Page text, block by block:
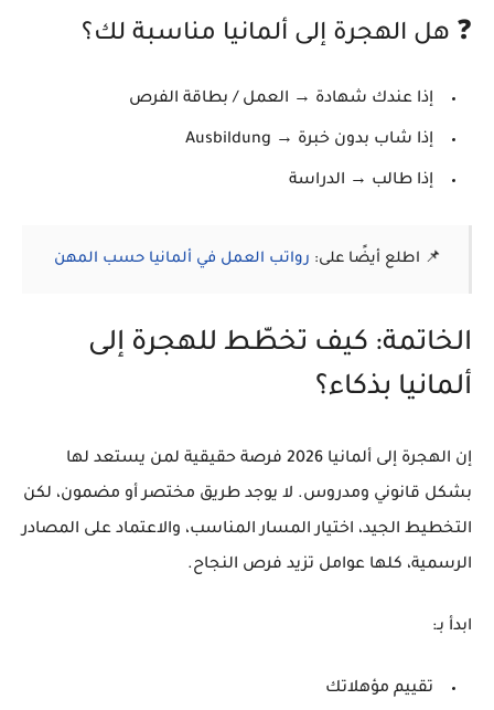
❓ هل الهجرة إلى ألمانيا مناسبة لك؟
إذا عندك شهادة → العمل / بطاقة الفرص
إذا شاب بدون خبرة → Ausbildung
إذا طالب → الدراسة
📌 اطلع أيضًا على: رواتب العمل في ألمانيا حسب المهن
الخاتمة: كيف تخطّط للهجرة إلى
ألمانيا بذكاء؟
إن الهجرة إلى ألمانيا 2026
فرصة حقيقية لمن يستعد لها
بشكل قانوني ومدروس. لا يوجد طريق مختصر أو مضمون، لكن
التخطيط الجيد، اختيار المسار المناسب، والاعتماد على المصادر
الرسمية، كلها عوامل تزيد فرص النجاح.
ابدأ بـ:
تقييم مؤهلاتك